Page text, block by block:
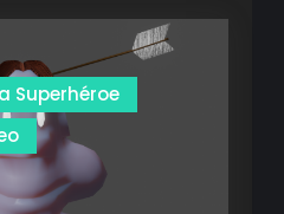
–
Capítulo
3
–
Capítulo
Superhéroe